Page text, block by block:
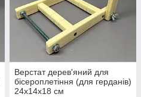
Верстат дерев'яний для
бісероплетіння (для герданів)
24х14х18 см